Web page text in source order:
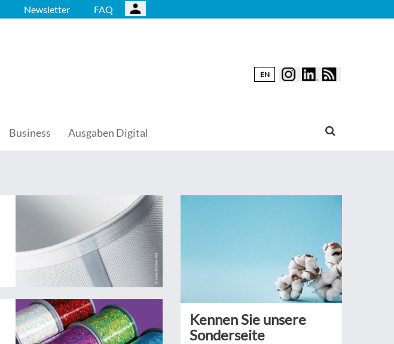
Newsletter FAQ
EN
Business Ausgaben Digital
Kennen Sie unsere
Sonderseite